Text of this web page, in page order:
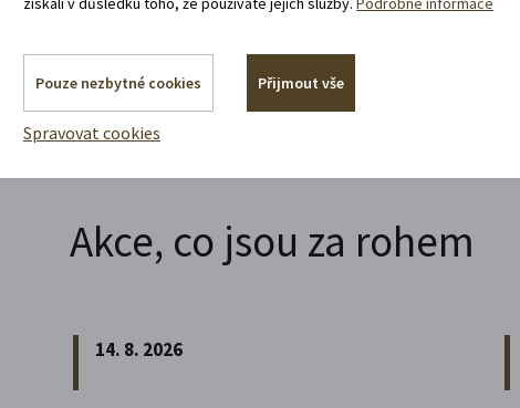
Akce, co jsou za rohem
14. 8. 2026
Pouze nezbytné cookies Přijmout vše
Spravovat cookies